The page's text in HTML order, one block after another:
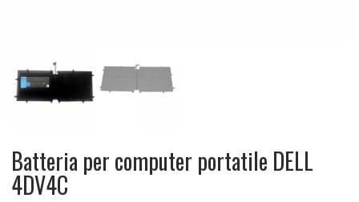
Batteria per computer portatile DELL
4DV4C